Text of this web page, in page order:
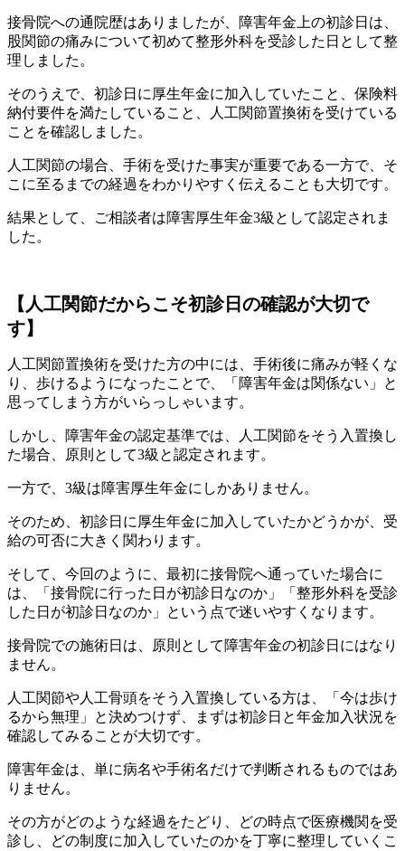
接骨院への通院歴はありましたが、障害年金上の初診日は、
股関節の痛みについて初めて整形外科を受診した日として整
理しました。
そのうえで、初診日に厚生年金に加入していたこと、保険料
納付要件を満たしていること、人工関節置換術を受けている
ことを確認しました。
人工関節の場合、手術を受けた事実が重要である一方で、そ
こに至るまでの経過をわかりやすく伝えることも大切です。
結果として、ご相談者は障害厚生年金3級として認定されま
した。
【人工関節だからこそ初診日の確認が大切で
す】
人工関節置換術を受けた方の中には、手術後に痛みが軽くな
り、歩けるようになったことで、「障害年金は関係ない」と
思ってしまう方がいらっしゃいます。
しかし、障害年金の認定基準では、人工関節をそう入置換し
た場合、原則として3級と認定されます。
一方で、3級は障害厚生年金にしかありません。
そのため、初診日に厚生年金に加入していたかどうかが、受
給の可否に大きく関わります。
そして、今回のように、最初に接骨院へ通っていた場合に
は、「接骨院に行った日が初診日なのか」「整形外科を受診
した日が初診日なのか」という点で迷いやすくなります。
接骨院での施術日は、原則として障害年金の初診日にはなり
ません。
人工関節や人工骨頭をそう入置換している方は、「今は歩け
るから無理」と決めつけず、まずは初診日と年金加入状況を
確認してみることが大切です。
障害年金は、単に病名や手術名だけで判断されるものではあ
りません。
その方がどのような経過をたどり、どの時点で医療機関を受
診し、どの制度に加入していたのかを丁寧に整理していくこ